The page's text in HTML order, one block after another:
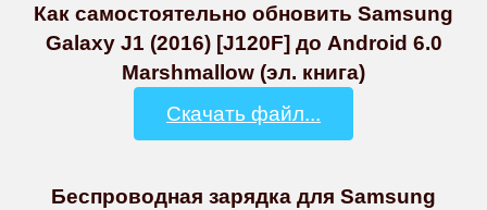
Как самостоятельно обновить Samsung
Galaxy J1 (2016) [J120F] до Android 6.0
Marshmallow (эл. книга)
Скачать файл...
Беспроводная зарядка для Samsung